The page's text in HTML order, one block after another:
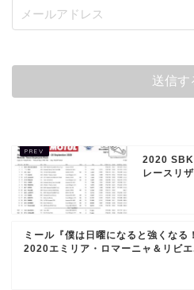
2020 SBK
レースリザ
ミール『僕は日曜になると強くなる
2020エミリア・ロマーニャ＆リビ